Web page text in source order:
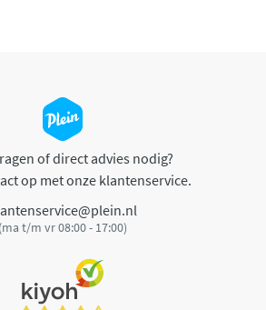
of direct advies nodig?
op met onze klantenservice.
(ma t/m vr 08:00 - 17:00)